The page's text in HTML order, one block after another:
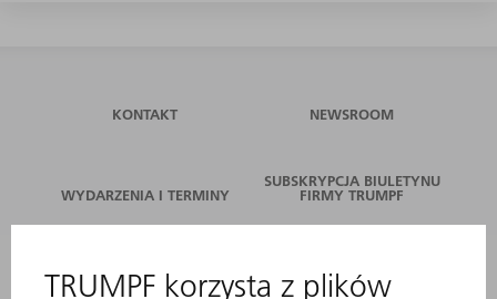
KONTAKT NEWSROOM
WYDARZENIA I TERMINY
SUBSKRYPCJA BIULETYNU
FIRMY TRUMPF